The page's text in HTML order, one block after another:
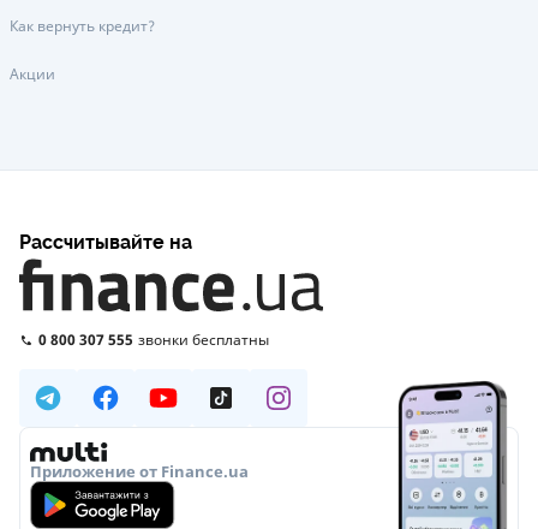
Как вернуть кредит?
Акции
Рассчитывайте на
0 800 307 555 звонки бесплатны
Приложение от Finance.ua